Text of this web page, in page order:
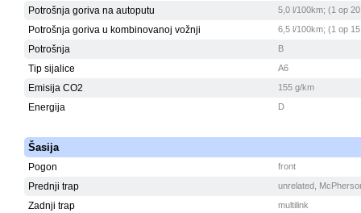
Potrošnja goriva na autoputu 5,0 l/100km; (1 op
Potrošnja goriva u kombinovanoj vožnji 6,5 l/100km; (1 op
Potrošnja B
Tip sijalice A6
Emisija CO2 155 g/km
Energija D
Šasija
Pogon front
Prednji trap unrelated,
Zadnji trap multilink